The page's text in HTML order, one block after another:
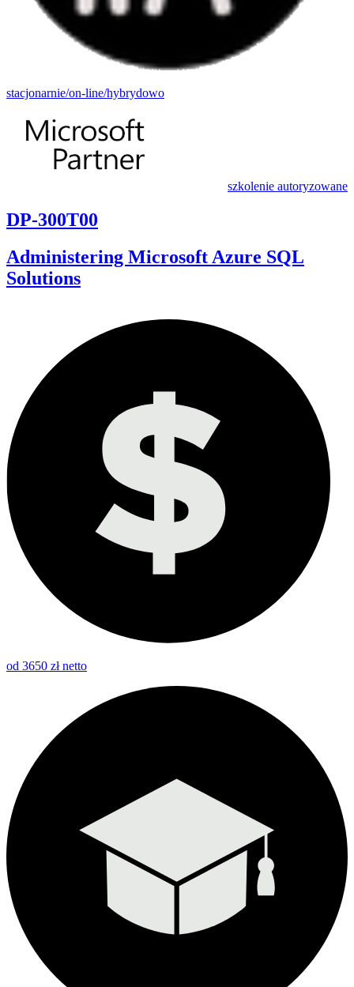
stacjonarnie/on-line/hybrydowo
szkolenie autoryzowane
DP-300T00
Administering Microsoft Azure SQL
Solutions
od 3650 zł netto